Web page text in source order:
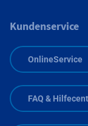
Kundenservice
OnlineService
FAQ &